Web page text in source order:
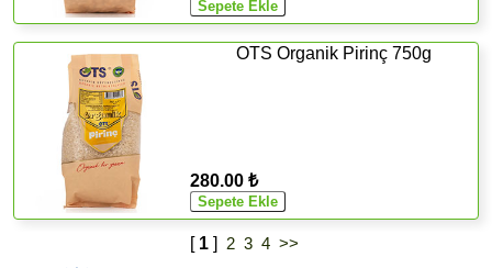
OTS Organik Pirinç 750g
280.00 ₺
[ 1] 2 3 4 >>